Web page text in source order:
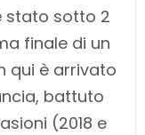
stato sotto 2
finale di un
qui è arrivato
battuto
(2018 e